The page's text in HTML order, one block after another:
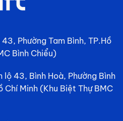
Phường Tam Bình, TP.Hồ
Bình Chiểu)
43, Bình Hoà, Phường Bình
Chí Minh (Khu Biệt Thự BMC